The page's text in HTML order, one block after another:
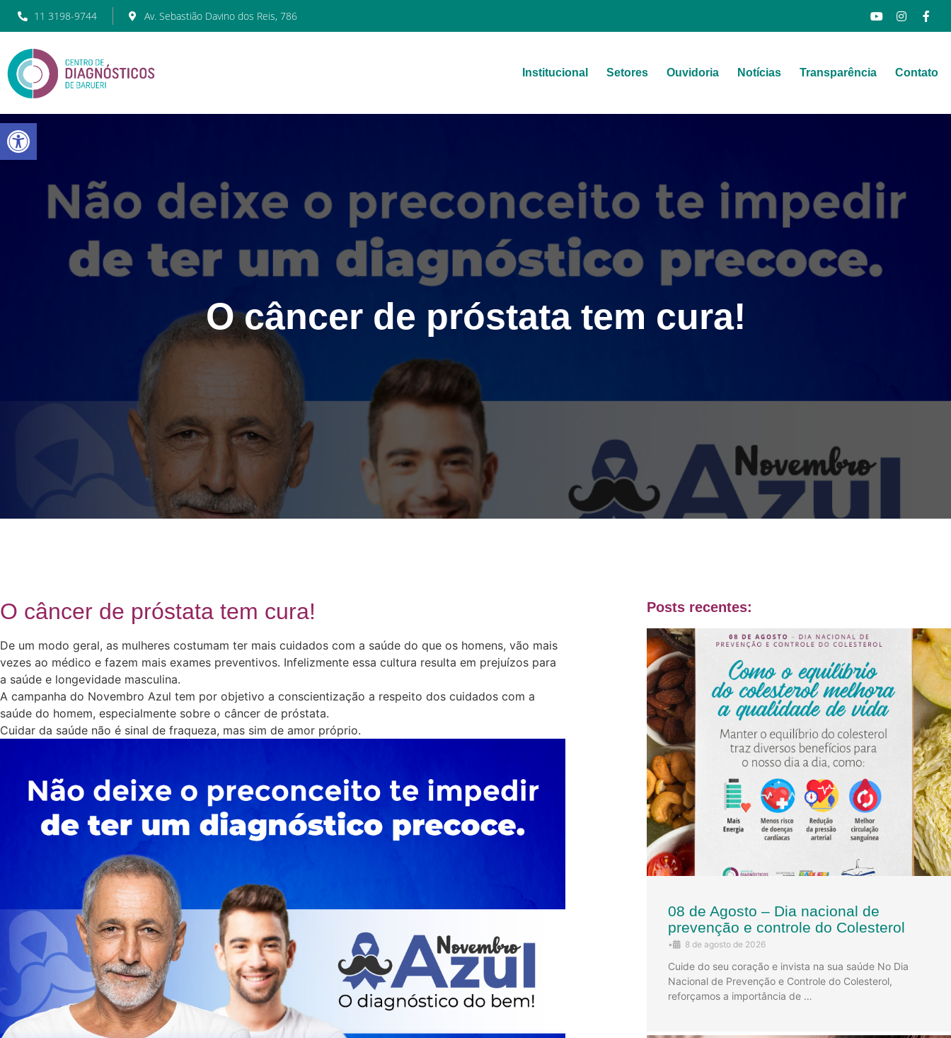
11 3198-9744 Av. Sebastião Davino dos Reis, 786
Institucional Setores Ouvidoria Notícias Transparência Contato
O câncer de próstata tem cura!
O câncer de próstata tem cura!
De um modo geral, as mulheres costumam ter mais cuidados com a saúde do que os homens, vão mais
vezes ao médico e fazem mais exames preventivos. Infelizmente essa cultura resulta em prejuízos para
a saúde e longevidade masculina.
A campanha do Novembro Azul tem por objetivo a conscientização a respeito dos cuidados com a
saúde do homem, especialmente sobre o câncer de próstata.
Cuidar da saúde não é sinal de fraqueza, mas sim de amor próprio.
Posts recentes:
08 de Agosto – Dia nacional de
prevenção e controle do Colesterol
• 8 de agosto de 2026
Cuide do seu coração e invista na sua saúde No Dia
Nacional de Prevenção e Controle do Colesterol,
reforçamos a importância de …
Barra de Ferramentas Aberta